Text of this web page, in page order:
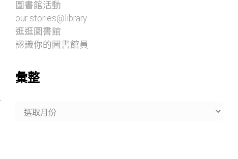
圖書館活動
our stories@library
逛逛圖書館
認識你的圖書館員
彙整